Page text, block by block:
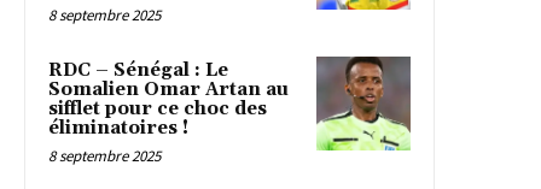
8 septembre 2025
RDC – Sénégal : Le
Somalien Omar Artan au
sifflet pour ce choc des
éliminatoires !
8 septembre 2025